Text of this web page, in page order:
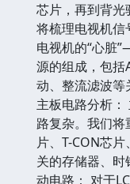
芯片，再到背光
将梳理电视机信
电视机的“心脏
源的组成，包括
动、整流滤波等
主板电路分析：
路复杂。我们
片、T-CON芯
关的存储器、
动电路： 对于